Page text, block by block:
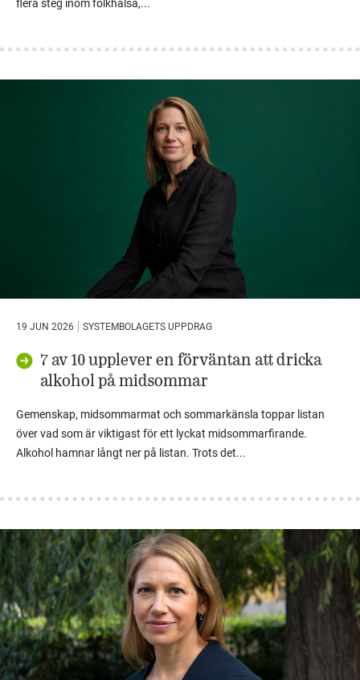
flera steg inom folkhälsa,...
19 JUN 2026 SYSTEMBOLAGETS UPPDRAG
7 av 10 upplever en förväntan att dricka
alkohol på midsommar
Gemenskap, midsommarmat och sommarkänsla toppar listan
över vad som är viktigast för ett lyckat midsommarfirande.
Alkohol hamnar långt ner på listan. Trots det...